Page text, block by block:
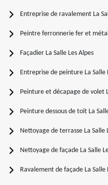
Entreprise de ravalement La
Peintre ferronnerie fer et métal
Façadier La Salle Les Alpes
Entreprise de peinture La Salle
Peinture et décapage de volet
Peinture dessous de toit La
Nettoyage de terrasse La Salle
Nettoyage de façade La Salle
Ravalement de façade La Salle